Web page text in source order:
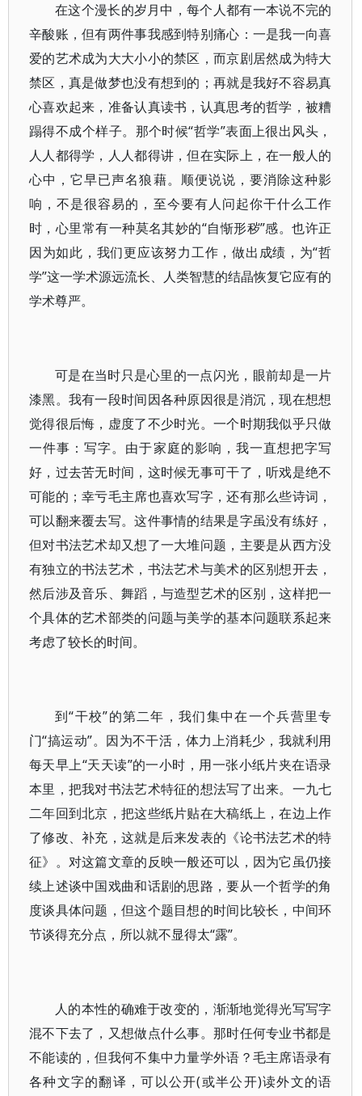
在这个漫长的岁月中，每个人都有一本说不完的
辛酸账，但有两件事我感到特别痛心：一是我一向喜
爱的艺术成为大大小小的禁区，而京剧居然成为特大
禁区，真是做梦也没有想到的；再就是我好不容易真
心喜欢起来，准备认真读书，认真思考的哲学，被糟
蹋得不成个样子。那个时候“哲学”表面上很出风头，
人人都得学，人人都得讲，但在实际上，在一般人的
心中，它早已声名狼藉。顺便说说，要消除这种影
响，不是很容易的，至今要有人问起你干什么工作
时，心里常有一种莫名其妙的“自惭形秽”感。也许正
因为如此，我们更应该努力工作，做出成绩，为“哲
学”这一学术源远流长、人类智慧的结晶恢复它应有的
学术尊严。
可是在当时只是心里的一点闪光，眼前却是一片
漆黑。我有一段时间因各种原因很是消沉，现在想想
觉得很后悔，虚度了不少时光。一个时期我似乎只做
一件事：写字。由于家庭的影响，我一直想把字写
好，过去苦无时间，这时候无事可干了，听戏是绝不
可能的；幸亏毛主席也喜欢写字，还有那么些诗词，
可以翻来覆去写。这件事情的结果是字虽没有练好，
但对书法艺术却又想了一大堆问题，主要是从西方没
有独立的书法艺术，书法艺术与美术的区别想开去，
然后涉及音乐、舞蹈，与造型艺术的区别，这样把一
个具体的艺术部类的问题与美学的基本问题联系起来
考虑了较长的时间。
到“干校”的第二年，我们集中在一个兵营里专
门“搞运动”。因为不干活，体力上消耗少，我就利用
每天早上“天天读”的一小时，用一张小纸片夹在语录
本里，把我对书法艺术特征的想法写了出来。一九七
二年回到北京，把这些纸片贴在大稿纸上，在边上作
了修改、补充，这就是后来发表的《论书法艺术的特
征》。对这篇文章的反映一般还可以，因为它虽仍接
续上述谈中国戏曲和话剧的思路，要从一个哲学的角
度谈具体问题，但这个题目想的时间比较长，中间环
节谈得充分点，所以就不显得太“露”。
人的本性的确难于改变的，渐渐地觉得光写写字
混不下去了，又想做点什么事。那时任何专业书都是
不能读的，但我何不集中力量学外语？毛主席语录有
各种文字的翻译，可以公开(或半公开)读外文的语